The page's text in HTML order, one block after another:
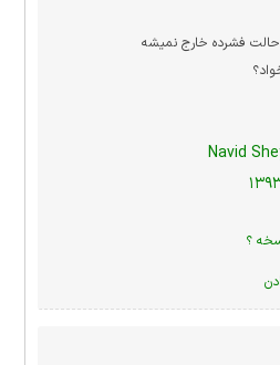
حالت فشرده خارج نمیشه
Navid
؟